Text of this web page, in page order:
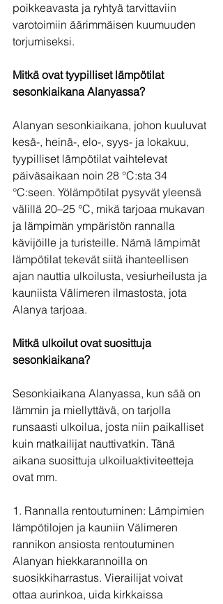
poikkeavasta ja ryhtyä tarvittaviin
varotoimiin äärimmäisen kuumuuden
torjumiseksi.
Mitkä ovat tyypilliset lämpötilat
sesonkiaikana Alanyassa?
Alanyan sesonkiaikana, johon kuuluvat
kesä-, heinä-, elo-, syys- ja lokakuu,
tyypilliset lämpötilat vaihtelevat
päiväsaikaan noin 28 °C:sta 34
°C:seen. Yölämpötilat pysyvät yleensä
välillä 20–25 °C, mikä tarjoaa mukavan
ja lämpimän ympäristön rannalla
kävijöille ja turisteille. Nämä lämpimät
lämpötilat tekevät siitä ihanteellisen
ajan nauttia ulkoilusta, vesiurheilusta ja
kauniista Välimeren ilmastosta, jota
Alanya tarjoaa.
Mitkä ulkoilut ovat suosittuja
sesonkiaikana?
Sesonkiaikana Alanyassa, kun sää on
lämmin ja miellyttävä, on tarjolla
runsaasti ulkoilua, josta niin paikalliset
kuin matkailijat nauttivatkin. Tänä
aikana suosittuja ulkoiluaktiviteetteja
ovat mm.
1. Rannalla rentoutuminen: Lämpimien
lämpötilojen ja kauniin Välimeren
rannikon ansiosta rentoutuminen
Alanyan hiekkarannoilla on
suosikkiharrastus. Vierailijat voivat
ottaa aurinkoa, uida kirkkaissa